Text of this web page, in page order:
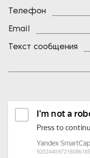
Телефон
Email
Текст сообщения